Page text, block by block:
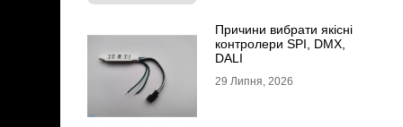
Причини вибрати якісні
контролери SPI, DMX,
DALI
29 Липня, 2026